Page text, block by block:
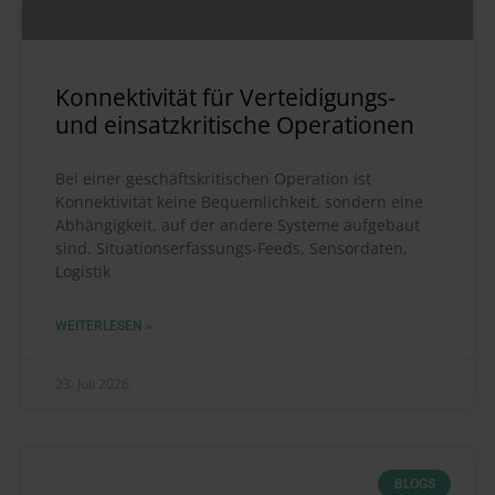
Konnektivität für Verteidigungs-
und einsatzkritische Operationen
Bei einer geschäftskritischen Operation ist
Konnektivität keine Bequemlichkeit, sondern eine
Abhängigkeit, auf der andere Systeme aufgebaut
sind. Situationserfassungs-Feeds, Sensordaten,
Logistik
WEITERLESEN »
BLOGS